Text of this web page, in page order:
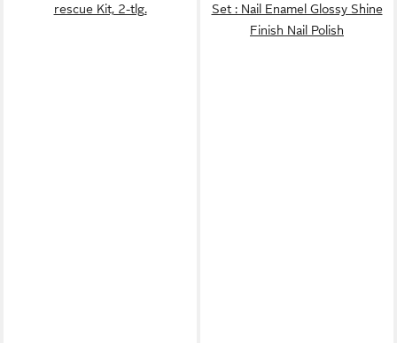
rescue Kit, 2-tlg.
Set : Nail Enamel Glossy Shine
Finish Nail Polish